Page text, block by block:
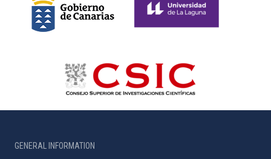
GENERAL INFORMATION